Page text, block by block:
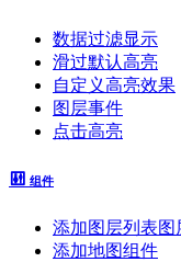
数据过滤显示
滑过默认高亮
自定义高亮效果
图层事件
点击高亮
组件
添加图层列表图
添加地图组件